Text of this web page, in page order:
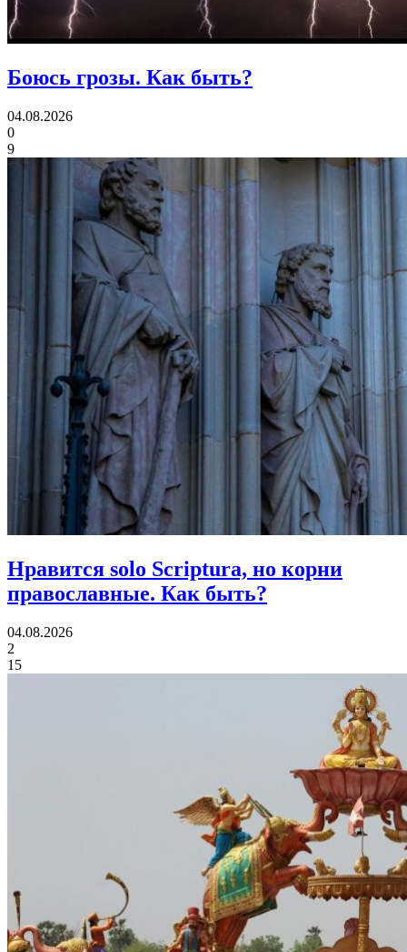
Боюсь грозы. Как быть?
04.08.2026
0
9
Нравится solo Scriptura, но корни
православные. Как быть?
04.08.2026
2
15